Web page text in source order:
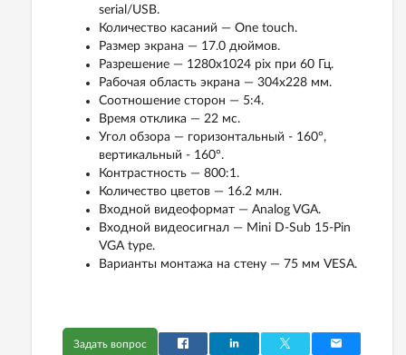
serial/USB.
Количество касаний — One touch.
Размер экрана — 17.0 дюймов.
Разрешение — 1280x1024 ріх при 60 Гц.
Рабочая область экрана — 304х228 мм.
Соотношение сторон — 5:4.
Время отклика — 22 мс.
Угол обзора — горизонтальный - 160°,
вертикальный - 160°.
Контрастность — 800:1.
Количество цветов — 16.2 млн.
Входной видеоформат — Analog VGA.
Входной видеосигнал — Mini D-Sub 15-Pin
VGA type.
Варианты монтажа на стену — 75 мм VESA.
Задать вопрос